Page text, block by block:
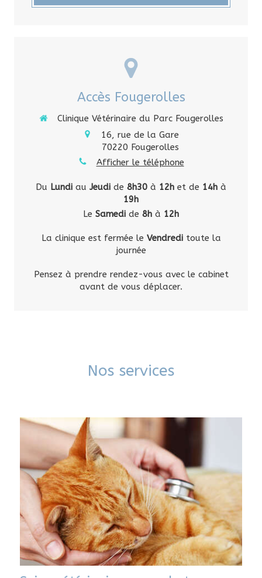
Accès Fougerolles
Clinique Vétérinaire du Parc Fougerolles
16, rue de la Gare
70220 Fougerolles
Afficher le téléphone
Du Lundi au Jeudi de 8h30 à 12h et de 14h à
19h
Le Samedi de 8h à 12h
La clinique est fermée le Vendredi toute la
journée
Pensez à prendre rendez-vous avec le cabinet
avant de vous déplacer.
Nos services